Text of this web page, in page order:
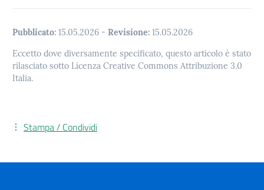
Pubblicato: 15.05.2026 - Revisione: 15.05.2026
Eccetto dove diversamente specificato, questo articolo è stato
rilasciato sotto Licenza Creative Commons Attribuzione 3.0
Italia.
Stampa / Condividi